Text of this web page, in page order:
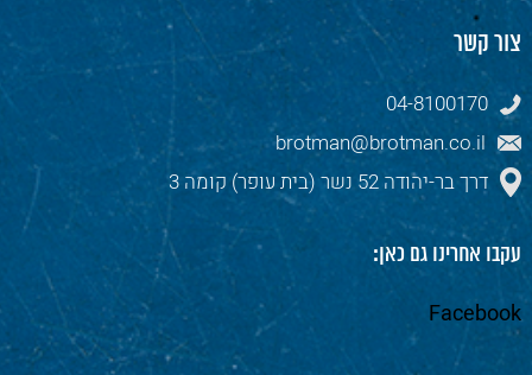
צור קשר
04-8100170
brotman@brotman.co.il
דרך בר-יהודה 52 נשר (בית עופר) קומה 3
עקבו אחרינו גם כאן:
Facebook